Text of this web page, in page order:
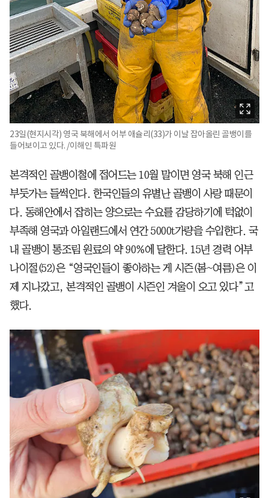
23일(현지시각) 영국 북해에서 어부 애슐리(33)가 이날 잡아올린 골뱅이를
들어보이고 있다. /이해인 특파원
본격적인 골뱅이철에 접어드는 10월 말이면 영국 북해 인근
부둣가는 들썩인다. 한국인들의 유별난 골뱅이 사랑 때문이
다. 동해안에서 잡히는 양으로는 수요를 감당하기에 턱없이
부족해 영국과 아일랜드에서 연간 5000t가량을 수입한다. 국
내 골뱅이 통조림 원료의 약 90%에 달한다. 15년 경력 어부
나이절(52)은 “영국인들이 좋아하는 게 시즌(봄~여름)은 이
제 지나갔고, 본격적인 골뱅이 시즌인 겨울이 오고 있다”고
했다.